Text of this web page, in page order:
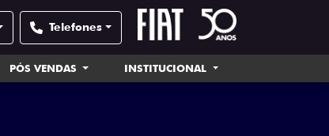
Telefones
PÓS VENDAS INSTITUCIONAL